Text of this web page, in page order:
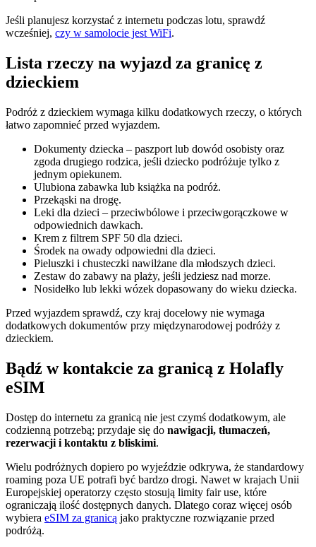
Jeśli planujesz korzystać z internetu podczas lotu, sprawdź
wcześniej, czy w samolocie jest WiFi.
Lista rzeczy na wyjazd za granicę z
dzieckiem
Podróż z dzieckiem wymaga kilku dodatkowych rzeczy, o których
łatwo zapomnieć przed wyjazdem.
Dokumenty dziecka – paszport lub dowód osobisty oraz
zgoda drugiego rodzica, jeśli dziecko podróżuje tylko z
jednym opiekunem.
Ulubiona zabawka lub książka na podróż.
Przekąski na drogę.
Leki dla dzieci – przeciwbólowe i przeciwgorączkowe w
odpowiednich dawkach.
Krem z filtrem SPF 50 dla dzieci.
Środek na owady odpowiedni dla dzieci.
Pieluszki i chusteczki nawilżane dla młodszych dzieci.
Zestaw do zabawy na plaży, jeśli jedziesz nad morze.
Nosidełko lub lekki wózek dopasowany do wieku dziecka.
Przed wyjazdem sprawdź, czy kraj docelowy nie wymaga
dodatkowych dokumentów przy międzynarodowej podróży z
dzieckiem.
Bądź w kontakcie za granicą z Holafly
eSIM
Dostęp do internetu za granicą nie jest czymś dodatkowym, ale
codzienną potrzebą; przydaje się do nawigacji, tłumaczeń,
rezerwacji i kontaktu z bliskimi.
Wielu podróżnych dopiero po wyjeździe odkrywa, że standardowy
roaming poza UE potrafi być bardzo drogi. Nawet w krajach Unii
Europejskiej operatorzy często stosują limity fair use, które
ograniczają ilość dostępnych danych. Dlatego coraz więcej osób
wybiera eSIM za granicą jako praktyczne rozwiązanie przed
podróżą.